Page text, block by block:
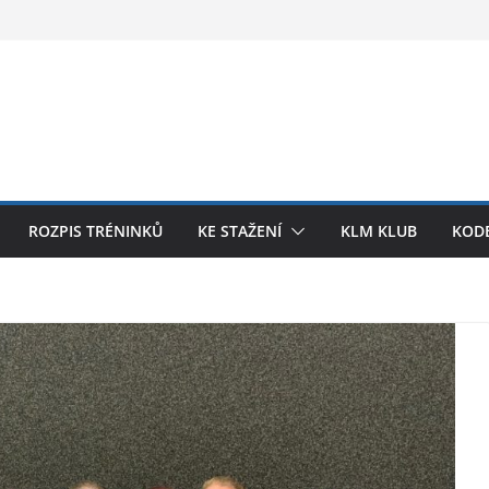
ROZPIS TRÉNINKŮ KE STAŽENÍ KLM KLUB